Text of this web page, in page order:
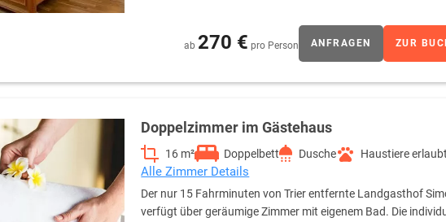
ab 270 € pro Person ANFRAGEN ZUR
Doppelzimmer im Gästehaus
16 m² Doppelbett Dusche Haustiere erlaubt
Alle Zimmer Details
Der nur 15 Fahrminuten von Trier entfernte Landgasthof
verfügt über geräumige Zimmer mit eigenem Bad. Die